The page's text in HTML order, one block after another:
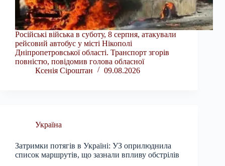
Російські війська в суботу, 8 серпня, атакували
рейсовий автобус у місті Нікополі
Дніпропетровської області. Транспорт згорів
повністю, повідомив голова обласної
Ксенія Сіроштан
09.08.2026
Україна
Затримки потягів в Україні: УЗ оприлюднила
список маршрутів, що зазнали впливу обстрілів